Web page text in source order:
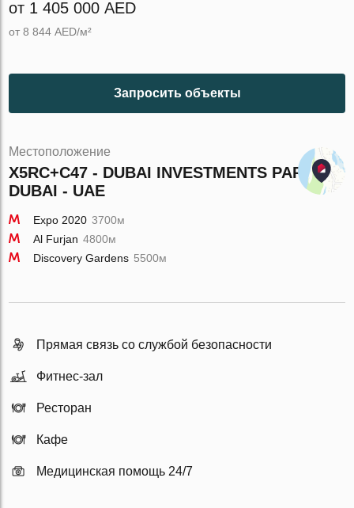
от 1 405 000 AED
от 8 844 AED/м²
Запросить объекты
Местоположение
X5RC+C47 - DUBAI INVESTMENTS PARK -
DUBAI - UAE
Expo 2020 3700м
Al Furjan 4800м
Discovery Gardens 5500м
Прямая связь со службой безопасности
Фитнес-зал
Ресторан
Кафе
Медицинская помощь 24/7